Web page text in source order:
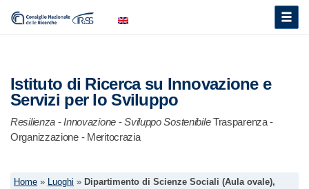
Toggle
Istituto di Ricerca su Innovazione e
Servizi per lo Sviluppo
Resilienza -Innovazione-Sviluppo Sostenibile Trasparenza -
Organizzazione - Meritocrazia
Home » Luoghi » Dipartimento di Scienze Sociali (Aula ovale),